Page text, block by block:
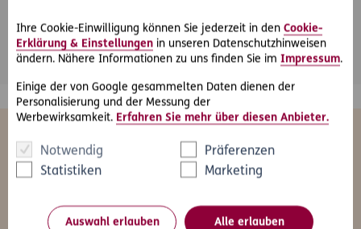
Ihre Cookie-Einwilligung können Sie jederzeit in den Cookie-
Erklärung & Einstellungen in unseren Datenschutzhinweisen
ändern. Nähere Informationen zu uns finden Sie im Impressum.
Einige der von Google gesammelten Daten dienen der
Personalisierung und der Messung der
Werbewirksamkeit. Erfahren Sie mehr über diesen Anbieter.
Notwendig
Präferenzen
Statistiken
Marketing
Auswahl erlauben Alle erlauben
Pflichtfeld Abschicken
Das könnte Sie auch interessieren
Alle Freizeit Gesundheit